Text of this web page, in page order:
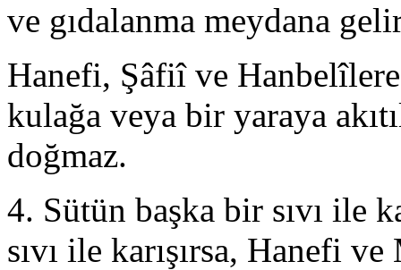
ve gıdalanma meydana
Hanefi, Şâfiî ve
kulağa veya bir yaraya
doğmaz.
4. Sütün başka bir sıvı ile
sıvı ile karışırsa, Hanefi